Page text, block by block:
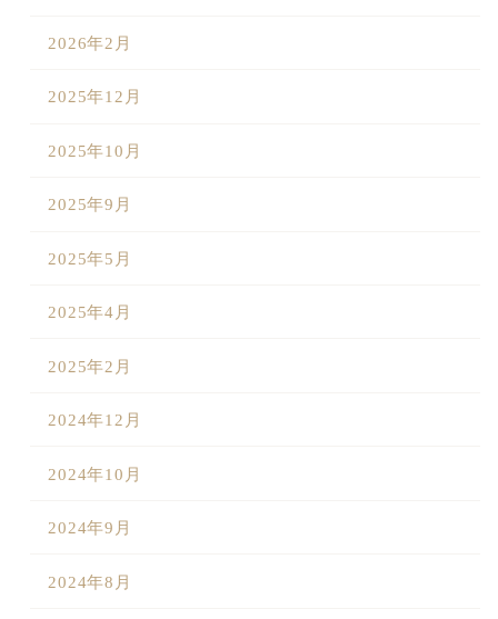
2026年2月
2025年12月
2025年10月
2025年9月
2025年5月
2025年4月
2025年2月
2024年12月
2024年10月
2024年9月
2024年8月